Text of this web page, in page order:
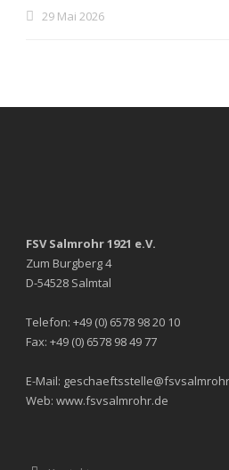
29 Mai 2026
FSV Salmrohr 1921 e.V.
Zum Burgberg 4
D-54528 Salmtal
Telefon: +49 (0) 6578 98 20 10
Fax: +49 (0) 6578 98 49 77
E-Mail:
Web: www.fsvsalmrohr.de